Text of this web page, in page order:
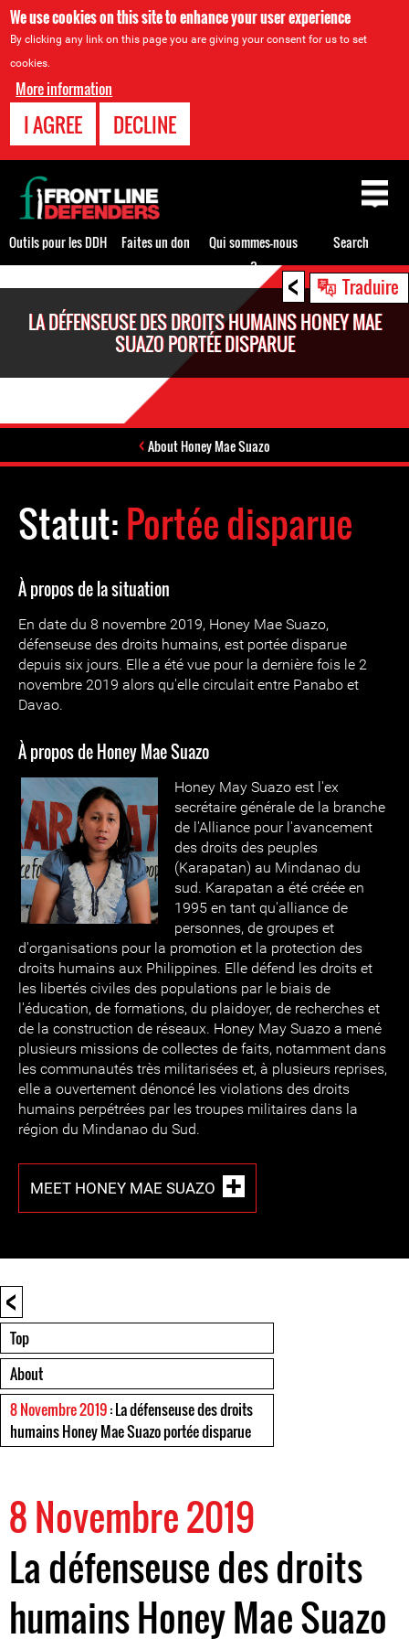
We use cookies on this site to enhance your user experience
By clicking any link on this page you are giving your consent for us to set
cookies.
More information
I AGREE DECLINE
< Traduire
LA DÉFENSEUSE DES DROITS HUMAINS HONEY MAE
SUAZO PORTÉE DISPARUE
About Honey Mae Suazo
Statut:Portée disparue
À propos de la situation
En date du 8 novembre 2019, Honey Mae Suazo,
défenseuse des droits humains, est portée disparue
depuis six jours. Elle a été vue pour la dernière fois le 2
novembre 2019 alors qu'elle circulait entre Panabo et
Davao.
À propos de Honey Mae Suazo
Honey May Suazo est l'ex
secrétaire générale de la branche
de l'Alliance pour l'avancement
des droits des peuples
(Karapatan) au Mindanao du
sud. Karapatan a été créée en
1995 en tant qu'alliance de
personnes, de groupes et
d'organisations pour la promotion et la protection des
droits humains aux Philippines. Elle défend les droits et
les libertés civiles des populations par le biais de
l'éducation, de formations, du plaidoyer, de recherches et
de la construction de réseaux. Honey May Suazo a mené
plusieurs missions de collectes de faits, notamment dans
les communautés très militarisées et, à plusieurs reprises,
elle a ouvertement dénoncé les violations des droits
humains perpétrées par les troupes militaires dans la
région du Mindanao du Sud.
MEET HONEY MAE SUAZO
<
Top
About
8 Novembre 2019: La défenseuse des droits
humains Honey Mae Suazo portée disparue
8 Novembre 2019
La défenseuse des droits
humains Honey Mae Suazo
Back
to
top
Outils pour les DDH Faites un don
Qui sommes-nous
?
Search